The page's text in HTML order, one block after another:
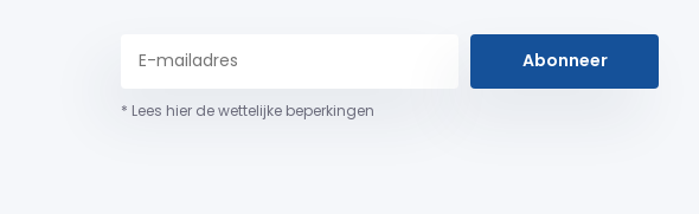
Abonneer
* Lees hier de wettelijke beperkingen